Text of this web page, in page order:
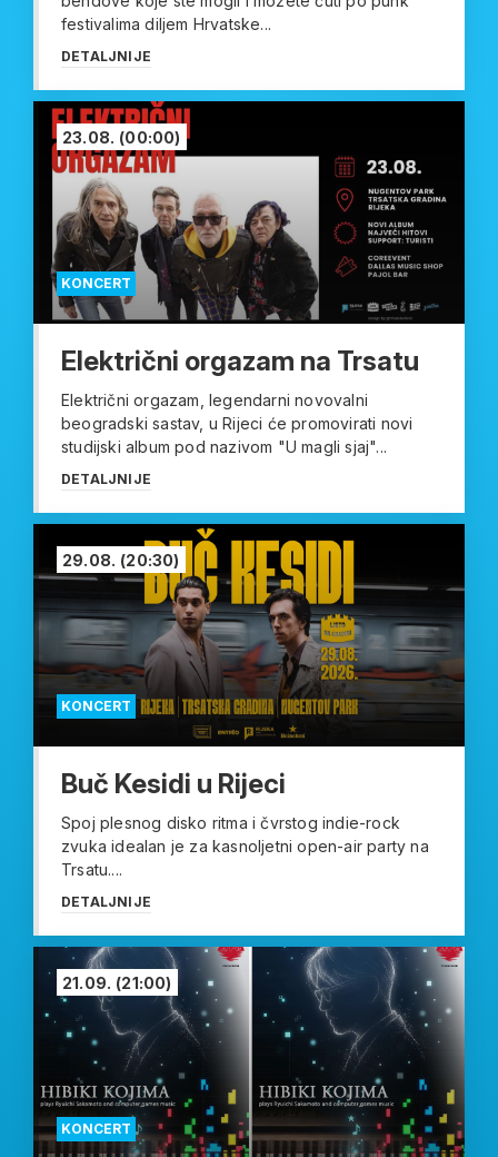
festivalima diljem Hrvatske...
DETALJNIJE
KONCERT
23.08. (00:00)
Električni orgazam na Trsatu
Električni orgazam, legendarni novovalni
beogradski sastav, u Rijeci će promovirati novi
studijski album pod nazivom "U magli sjaj"...
DETALJNIJE
KONCERT
29.08. (20:30)
Buč Kesidi u Rijeci
Spoj plesnog disko ritma i čvrstog indie-rock
zvuka idealan je za kasnoljetni open-air party na
Trsatu....
DETALJNIJE
KONCERT
21.09. (21:00)